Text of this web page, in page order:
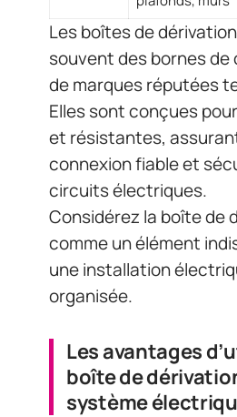
Les boîtes de
souvent des bornes
de marques réputées
Elles sont conçues
et résistantes,
connexion fiable et
circuits électriques.
Considérez la boîte de
comme un élément
une installation
organisée.
Les avantages
boîte de
système